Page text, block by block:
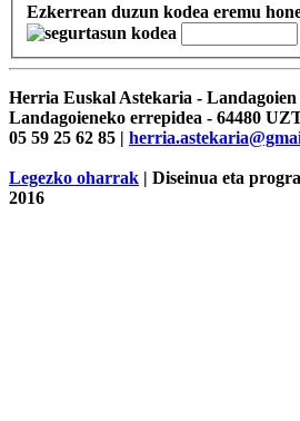
Ezkerrean duzun kodea eremu
Herria Euskal Astekaria - Landagoien
Landagoieneko errepidea - 64480
05 59 25 62 85 |
Legezko oharrak | Diseinua eta
2016